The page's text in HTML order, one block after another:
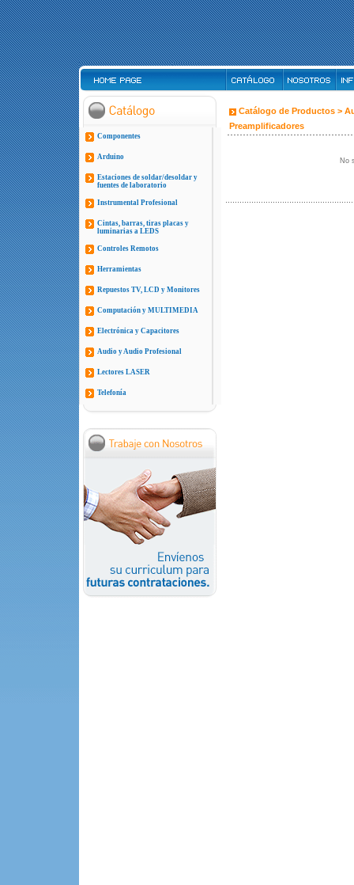
Componentes
Arduino
Estaciones de soldar/desoldar y
fuentes de laboratorio
Instrumental Profesional
Cintas, barras, tiras placas y
luminarias a LEDS
Controles Remotos
Herramientas
Repuestos TV, LCD y Monitores
Computación y MULTIMEDIA
Electrónica y Capacitores
Audio y Audio Profesional
Lectores LASER
Telefonía
Catálogo de Productos >
Preamplificadores
No